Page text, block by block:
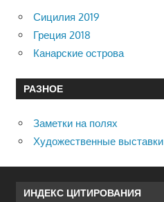
Сицилия 2019
Греция 2018
Канарские острова
РАЗНОЕ
Заметки на полях
Художественные выставки
ИНДЕКС ЦИТИРОВАНИЯ